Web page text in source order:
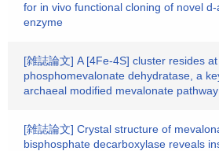
for in vivo functional cloning of novel
enzyme
[雑誌論文] A [4Fe-4S] cluster resides
phosphomevalonate dehydratase, a
archaeal modified mevalonate pathway
[雑誌論文] Crystal structure of
bisphosphate decarboxylase reveals